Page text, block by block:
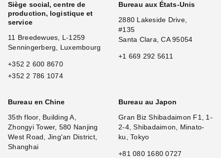
Siège social, centre de
production, logistique et
service
11 Breedewues, L-1259
Senningerberg, Luxembourg
+352 2 600 8670
+352 2 786 1074
Bureau aux États-Unis
2880 Lakeside Drive,
#135
Santa Clara, CA 95054
+1 669 292 5611
Bureau en Chine
35th floor, Building A,
Zhongyi Tower, 580 Nanjing
West Road, Jing'an District,
Shanghai
Bureau au Japon
Gran Biz Shibadaimon F1, 1-
2-4, Shibadaimon, Minato-
ku, Tokyo
+81 080 1680 0727